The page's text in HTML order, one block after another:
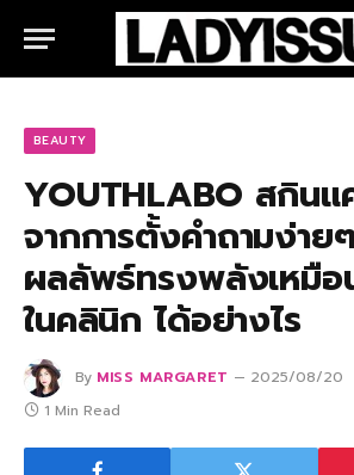
BEAUTY
YOUTHLABO สกินแ
จากการตั้งคำถามง่าย
ผลลัพธ์ทรงพลังเหมือ
ในคลินิก ได้อย่างไร
By MISS MARGARET 2025/08/20
1 Min Read